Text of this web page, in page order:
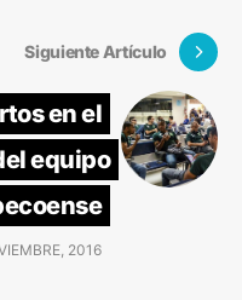
Siguiente Artículo
en el
equipo
2016